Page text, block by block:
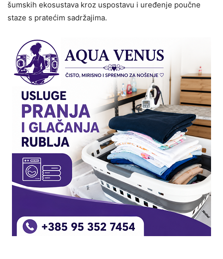
šumskih ekosustava kroz uspostavu i uređenje poučne
staze s pratećim sadržajima.